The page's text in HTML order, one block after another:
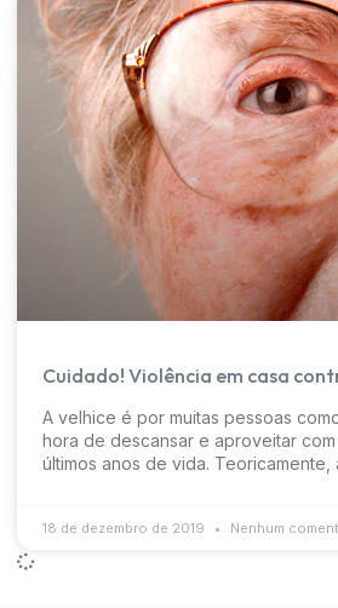
Cuidado! Violência em casa
A velhice é por muitas pessoas
hora de descansar e aproveitar
últimos anos de vida. Teoricamente,
18 de dezembro de 2019 Nenhum